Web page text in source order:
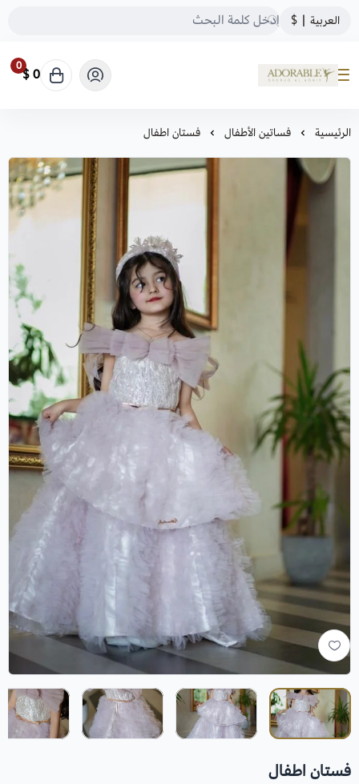
العربية |
$
ADORABLE
0 0 $
الرئيسية فساتين الأطفال فستان اطفال
فستان اطفال